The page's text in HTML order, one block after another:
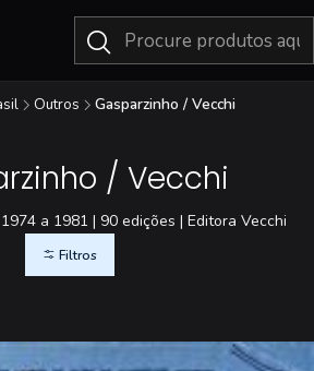
Outros Gasparzinho / Vecchi
/ Vecchi
a 1981 | 90 edições | Editora Vecchi
Filtros